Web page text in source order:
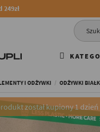
249zł
I ODŻYWKI ODŻYWKI